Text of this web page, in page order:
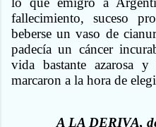
fallecimiento, suceso
beberse un vaso de
padecía un cáncer
vida bastante azarosa
marcaron a la hora de
A LA DERIVA,